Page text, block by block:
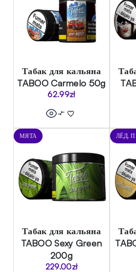
Табак для кальяна
TABOO Carmelo 50g
62.99zł
МЯТА
Табак для кальяна
TABOO Sexy Green
200g
229.00zł
ЛЁД,